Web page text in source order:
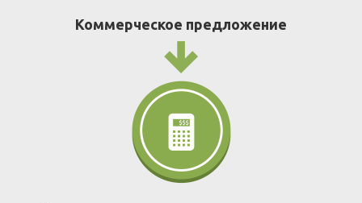
Коммерческое предложение